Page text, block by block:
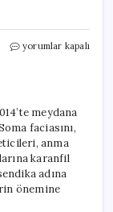
Türkiye
Faciası’nı
Anmak
İçin
Bir
Araya
için
yorumlar kapalı
meydana
faciasını,
anma
karanfil
adına
önemine